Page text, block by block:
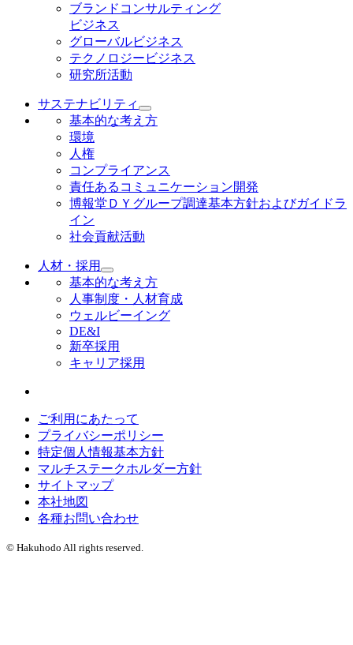
ブランドコンサルティング
ビジネス
グローバルビジネス
テクノロジービジネス
研究所活動
サステナビリティ
基本的な考え方
環境
人権
コンプライアンス
責任あるコミュニケーション開発
博報堂ＤＹグループ調達基本方針およびガイドラ
イン
社会貢献活動
人材・採用
基本的な考え方
人事制度・人材育成
ウェルビーイング
DE&I
新卒採用
キャリア採用
ご利用にあたって
プライバシーポリシー
特定個人情報基本方針
マルチステークホルダー方針
サイトマップ
本社地図
各種お問い合わせ
© Hakuhodo All rights reserved.